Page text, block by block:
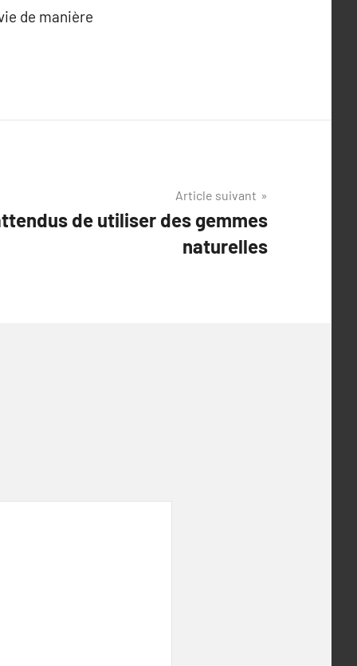
de manière
Article suivant
de utiliser des gemmes
naturelles